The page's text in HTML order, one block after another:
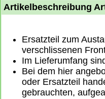
Artikelbeschreibung
Ersatzteil zum
verschlissenen
Im Lieferumfang
Bei dem hier
oder Ersatzteil
gebrauchten,